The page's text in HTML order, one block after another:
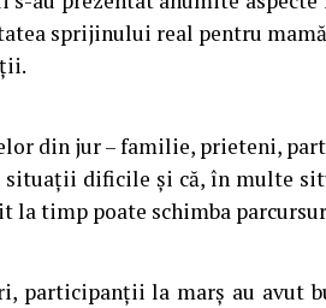
sprijinului real pentru
din jur – familie, prieteni,
dificile și că, în multe
timp poate schimba
participanții la marș au avut